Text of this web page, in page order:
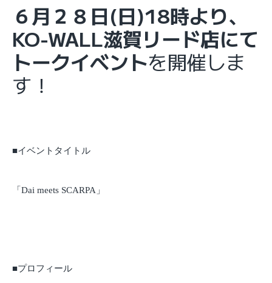
６月２８日(日)18時より、
KO-WALL滋賀リード店にて
トークイベントを開催しま
す！
■イベントタイトル
「Dai meets SCARPA」
■プロフィール